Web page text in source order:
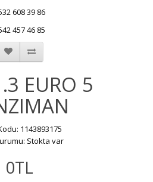
608 39 86
457 46 85
EURO 5
1143893175
Stokta var
0TL